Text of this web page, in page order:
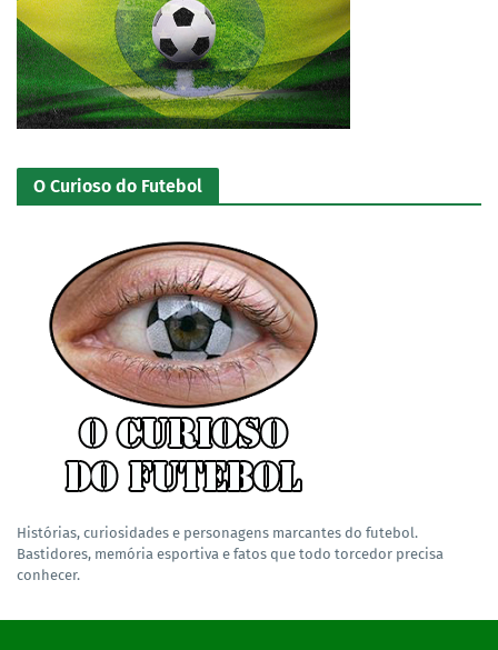
O Curioso do Futebol
Histórias, curiosidades e personagens marcantes do futebol.
Bastidores, memória esportiva e fatos que todo torcedor precisa
conhecer.